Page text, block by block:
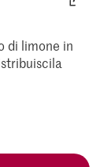
di limone in